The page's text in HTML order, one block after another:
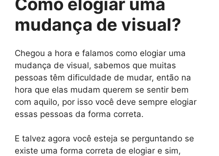
mudança de visual?
Chegou a hora e falamos como elogiar uma
mudança de visual, sabemos que muitas
pessoas têm dificuldade de mudar, então na
hora que elas mudam querem se sentir bem
com aquilo, por isso você deve sempre elogiar
essas pessoas da forma correta.
E talvez agora você esteja se perguntando se
existe uma forma correta de elogiar e sim,